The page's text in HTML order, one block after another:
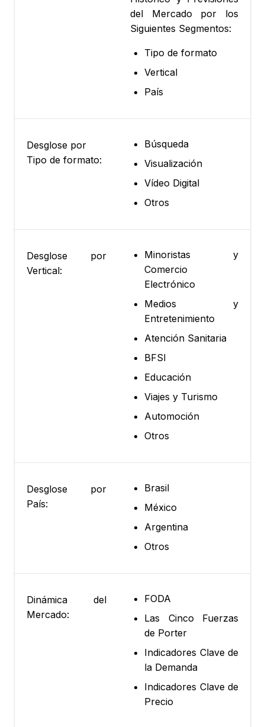
del Mercado por los
Siguientes Segmentos:
Tipo de formato
Vertical
País
Desglose por
Tipo de formato:
Búsqueda
Visualización
Vídeo Digital
Otros
Desglose por
Vertical:
Minoristas y
Comercio
Electrónico
Medios y
Entretenimiento
Atención Sanitaria
BFSI
Educación
Viajes y Turismo
Automoción
Otros
Desglose por
País:
Brasil
México
Argentina
Otros
Dinámica del
Mercado:
FODA
Las Cinco Fuerzas
de Porter
Indicadores Clave de
la Demanda
Indicadores Clave de
Precio